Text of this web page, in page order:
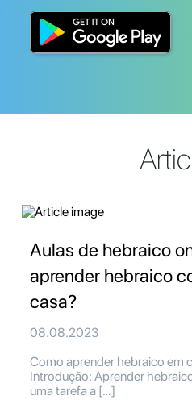
Aulas de hebraico
aprender hebraico
casa?
08.08.2023
Como aprender hebraico em
Introdução: Aprender
uma tarefa a […]